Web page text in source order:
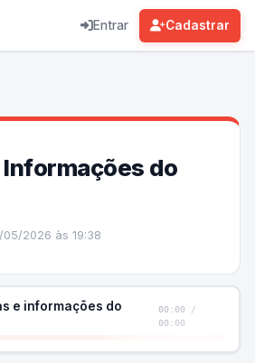
Entrar Cadastrar
Informações do
2026 às 19:38
e informações do
00:00 /
00:00